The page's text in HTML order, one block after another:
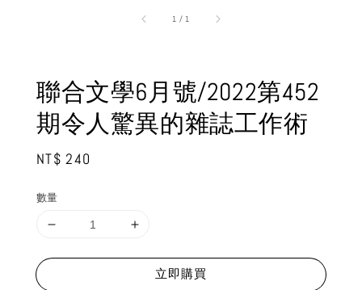
1 / 1
聯合文學6月號/2022第452
期令人驚異的雜誌工作術
Regular
NT$ 240
數量
立即購買